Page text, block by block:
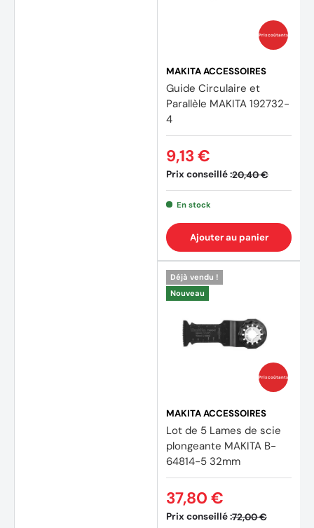
Prix coûtants
MAKITA ACCESSOIRES
Guide Circulaire et
Parallèle MAKITA 192732-
4
Prix conseillé :20,40 €
9,13 €
En stock
Ajouter au panier
Prix coûtants
Déjà vendu !
Nouveau
MAKITA ACCESSOIRES
Lot de 5 Lames de scie
plongeante MAKITA B-
64814-5 32mm
Prix conseillé :72,00 €
37,80 €